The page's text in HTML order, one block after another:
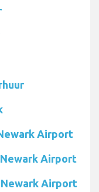
Airport
Airport
Airport